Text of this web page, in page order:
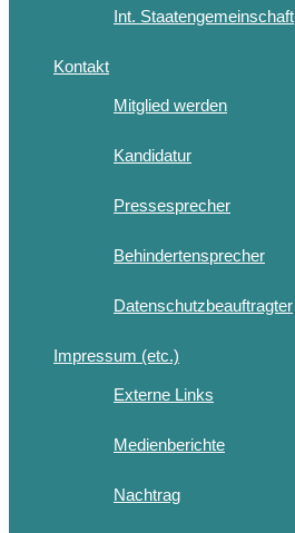
Int. Staatengemeinschaft
Kontakt
Mitglied werden
Kandidatur
Pressesprecher
Behindertensprecher
Datenschutzbeauftragter
Impressum (etc.)
Externe Links
Medienberichte
Nachtrag